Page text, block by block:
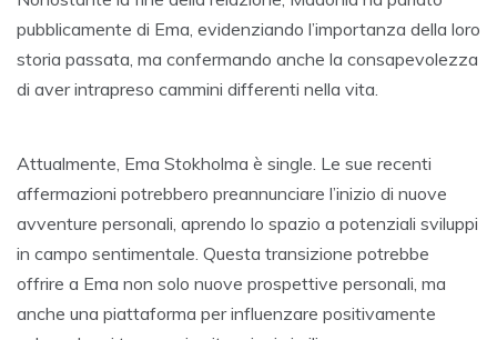
pubblicamente di Ema, evidenziando l’importanza della loro
storia passata, ma confermando anche la consapevolezza
di aver intrapreso cammini differenti nella vita.
Attualmente, Ema Stokholma è single. Le sue recenti
affermazioni potrebbero preannunciare l’inizio di nuove
avventure personali, aprendo lo spazio a potenziali sviluppi
in campo sentimentale. Questa transizione potrebbe
offrire a Ema non solo nuove prospettive personali, ma
anche una piattaforma per influenzare positivamente